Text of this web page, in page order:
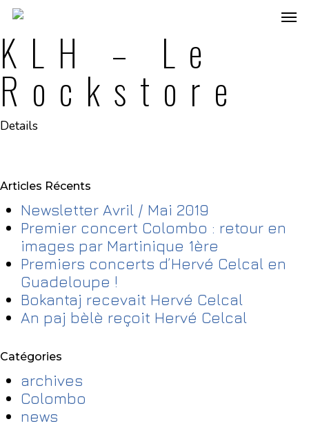
KLH – Le
Rockstore
Details
Articles Récents
Newsletter Avril / Mai 2019
Premier concert Colombo : retour en
images par Martinique 1ère
Premiers concerts d’Hervé Celcal en
Guadeloupe !
Bokantaj recevait Hervé Celcal
An paj bèlè reçoit Hervé Celcal
Catégories
archives
Colombo
news